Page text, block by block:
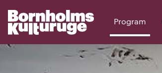
Program